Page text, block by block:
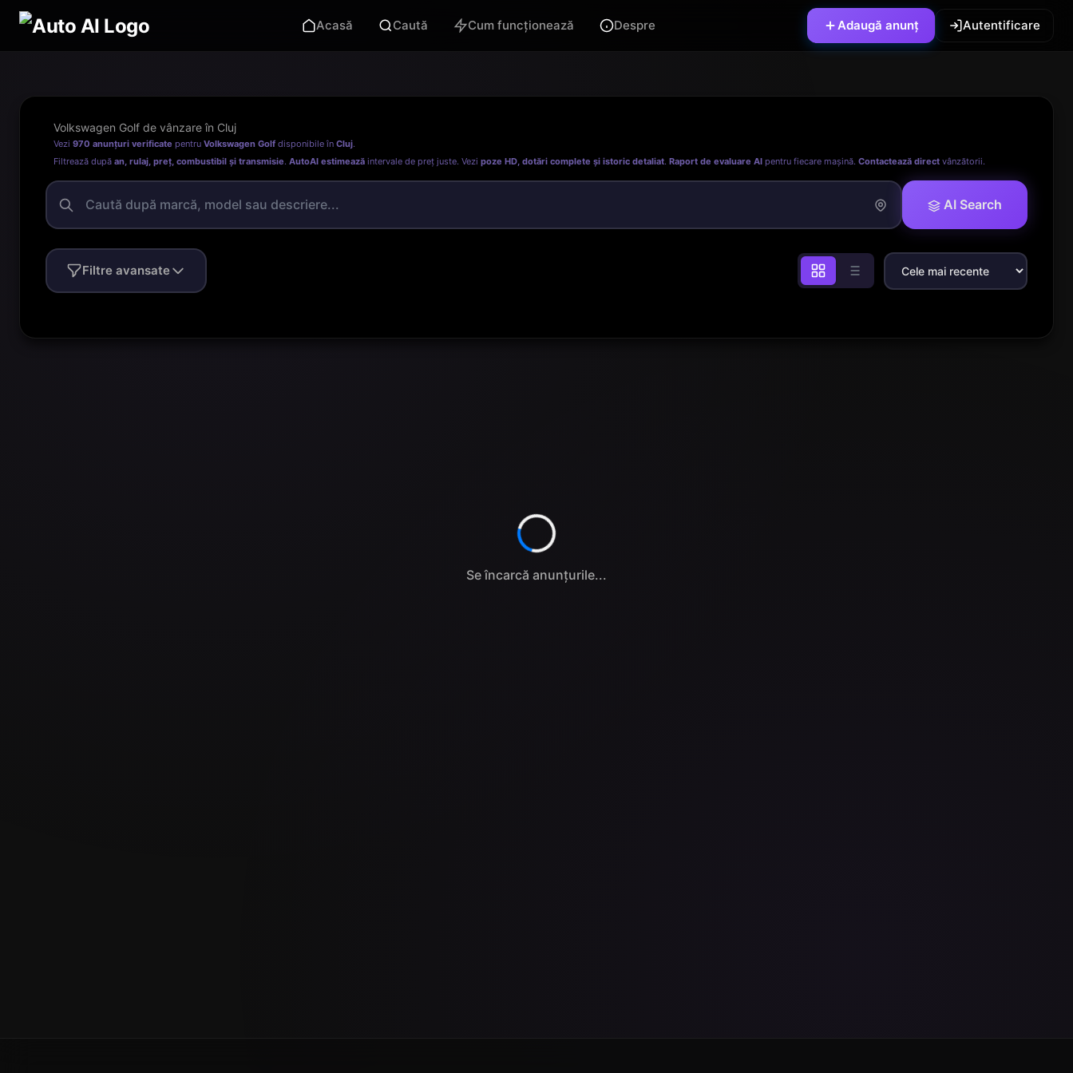
Acasă Caută Cum funcționează Despre Adaugă anunț Autentificare
Volkswagen Golf de vânzare în Cluj
Vezi 970 anunțuri verificate pentru Volkswagen Golf disponibile în Cluj.
Filtrează după an, rulaj, preț, combustibil și transmisie. AutoAI estimează intervale de preț juste. Vezi poze HD, dotări complete și istoric detaliat. Raport de evaluare AI pentru fiecare mașină. Contactează direct vânzătorii.
AI Search
Filtre avansate
Se încarcă anunțurile...